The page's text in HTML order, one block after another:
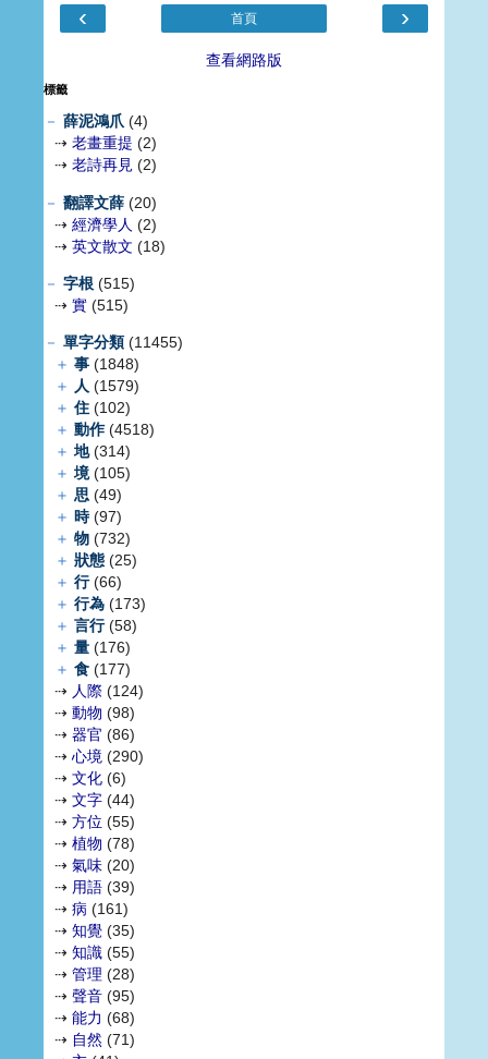
‹ ›
首頁
查看網路版
標籤
－ 薛泥鴻爪 (4)
⇢ 老畫重提 (2)
⇢ 老詩再見 (2)
－ 翻譯文薛 (20)
⇢ 經濟學人 (2)
⇢ 英文散文 (18)
－ 字根 (515)
⇢ 實 (515)
－ 單字分類(11455)
＋ 事 (1848)
＋ 人 (1579)
＋ 住 (102)
＋ 動作(4518)
＋ 地(314)
＋ 境(105)
＋ 思 (49)
＋ 時(97)
＋ 物 (732)
＋ 狀態 (25)
＋ 行(66)
＋ 行為 (173)
＋ 言行(58)
＋ 量 (176)
＋ 食 (177)
⇢ 人際 (124)
⇢ 動物 (98)
⇢ 器官 (86)
⇢ 心境 (290)
⇢ 文化 (6)
⇢ 文字 (44)
⇢ 方位 (55)
⇢ 植物 (78)
⇢ 氣味 (20)
⇢ 用語 (39)
⇢ 病 (161)
⇢ 知覺 (35)
⇢ 知識 (55)
⇢ 管理 (28)
⇢ 聲音 (95)
⇢ 能力 (68)
⇢ 自然 (71)